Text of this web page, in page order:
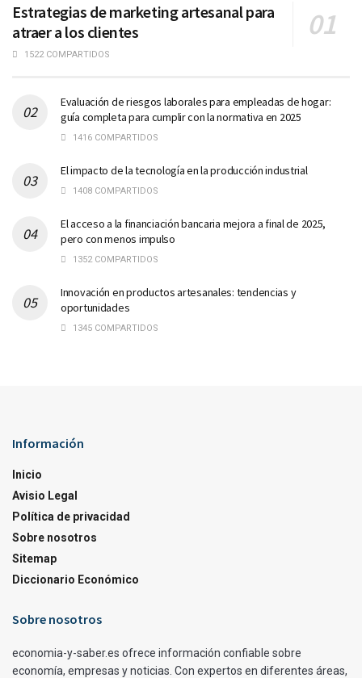
Estrategias de marketing artesanal para
atraer a los clientes
1522 COMPARTIDOS
Evaluación de riesgos laborales para empleadas de hogar:
guía completa para cumplir con la normativa en 2025
1416 COMPARTIDOS
El impacto de la tecnología en la producción industrial
1408 COMPARTIDOS
El acceso a la financiación bancaria mejora a final de 2025,
pero con menos impulso
1352 COMPARTIDOS
Innovación en productos artesanales: tendencias y
oportunidades
1345 COMPARTIDOS
Información
Inicio
Avisio Legal
Política de privacidad
Sobre nosotros
Sitemap
Diccionario Económico
Sobre nosotros
economia-y-saber.es ofrece información confiable sobre
economía, empresas y noticias. Con expertos en diferentes áreas,